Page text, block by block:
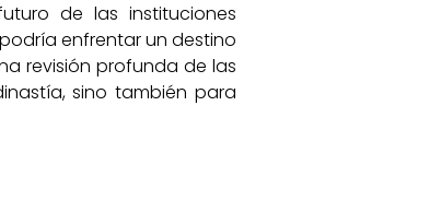
de las instituciones
enfrentar un destino
revisión profunda de las
sino también para